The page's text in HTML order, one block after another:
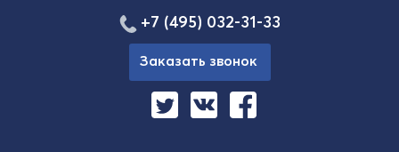
+7 (495) 032-31-33
Заказать звонок